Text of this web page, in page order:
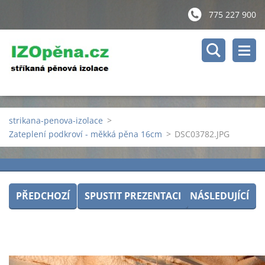
775 227 900
strikana-penova-izolace >
Zateplení podkroví - měkká pěna 16cm > DSC03782.JPG
PŘEDCHOZÍ SPUSTIT PREZENTACI NÁSLEDUJÍCÍ